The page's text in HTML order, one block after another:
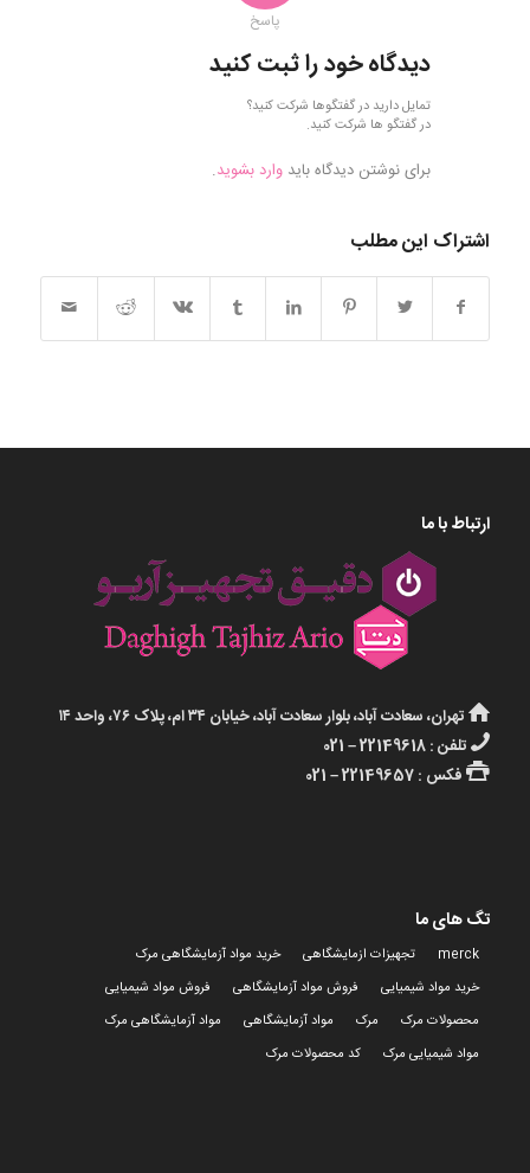
پاسخ
دیدگاه خود را ثبت کنید
تمایل دارید در گفتگوها شرکت کنید؟
در گفتگو ها شرکت کنید.
برای نوشتن دیدگاه باید وارد بشوید.
اشتراک این مطلب
ارتباط با ما
تهران، سعادت آباد، بلوار سعادت آباد، خیابان ۳۴ ام، پلاک ۷۶، واحد ۱۴
تلفن : 22149618 – 021
فکس : 22149657 – 021
تگ های ما
merck تجهیزات ازمایشگاهی
خرید مواد آزمایشگاهی مرک
خرید مواد شیمیایی
فروش مواد آزمایشگاهی
فروش مواد شیمیایی
محصولات مرک
مرک مواد آزمایشگاهی
مواد آزمایشگاهی مرک
مواد شیمیایی مرک
کد محصولات مرک